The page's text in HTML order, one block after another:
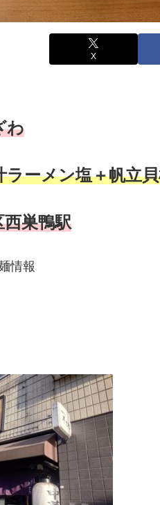
X
わ
ラーメン塩＋帆立
西巣鴨駅
情報